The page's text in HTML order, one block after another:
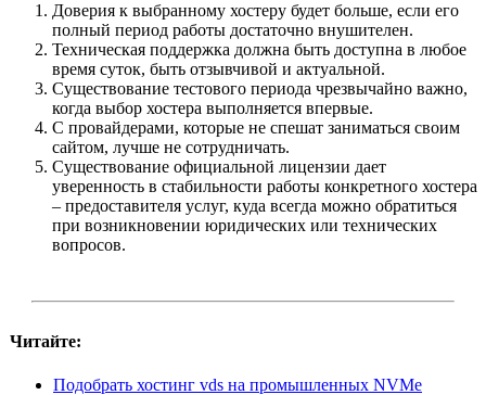
Доверия к выбранному хостеру будет больше, если его
полный период работы достаточно внушителен.
Техническая поддержка должна быть доступна в любое
время суток, быть отзывчивой и актуальной.
Существование тестового периода чрезвычайно важно,
когда выбор хостера выполняется впервые.
С провайдерами, которые не спешат заниматься своим
сайтом, лучше не сотрудничать.
Существование официальной лицензии дает
уверенность в стабильности работы конкретного хостера
– предоставителя услуг, куда всегда можно обратиться
при возникновении юридических или технических
вопросов.
Читайте:
Подобрать хостинг vds на промышленных NVMe